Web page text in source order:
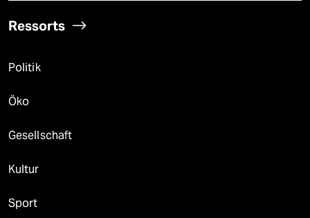
Ressorts
Politik
Öko
Gesellschaft
Kultur
Sport